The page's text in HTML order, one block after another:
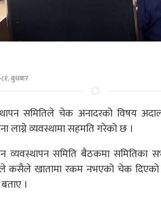
बुधबार
समितिले चेक अनादरको विषय
लाग्ने व्यवस्थामा सहमति गरेको छ ।
व्यवस्थापन समिति बैठकमा समितिका
कसैले खातामा रकम नभएको चेक दिएको
।